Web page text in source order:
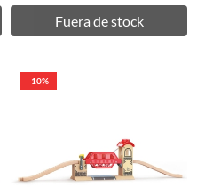
Fuera de stock
-10%